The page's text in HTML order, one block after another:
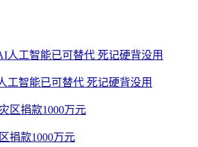
工智能已可替代 死记硬背没用
捐款1000万元